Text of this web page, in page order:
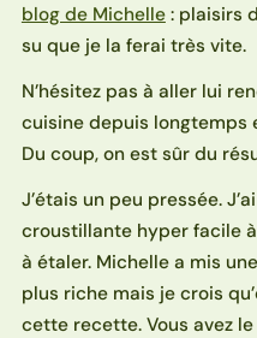
blog de Michelle: plaisirs
su que je la ferai très vite.
N’hésitez pas à aller lui
cuisine depuis longtemps
Du coup, on est sûr du
J’étais un peu pressée.
croustillante hyper facile
à étaler. Michelle a mis
plus riche mais je crois
cette recette. Vous avez